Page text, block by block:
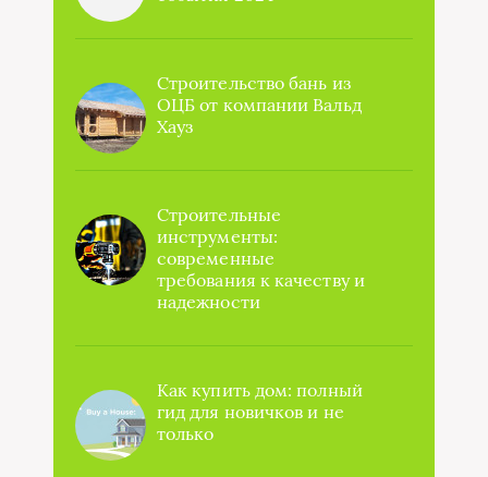
Строительство бань из
ОЦБ от компании Вальд
Хауз
Строительные
инструменты:
современные
требования к качеству и
надежности
Как купить дом: полный
гид для новичков и не
только